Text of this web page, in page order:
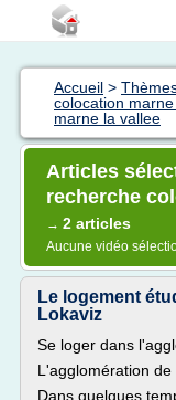
Accueil >
colocation
marne la vallee
Articles
recherche
→ 2 articles
Aucune vidéo
Le logement
Lokaviz
Se loger dans
L'agglomération
Dans quelques